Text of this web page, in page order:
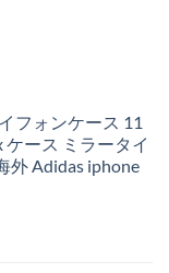
フォンケース 11
ース ミラータイ
外 Adidas iphone